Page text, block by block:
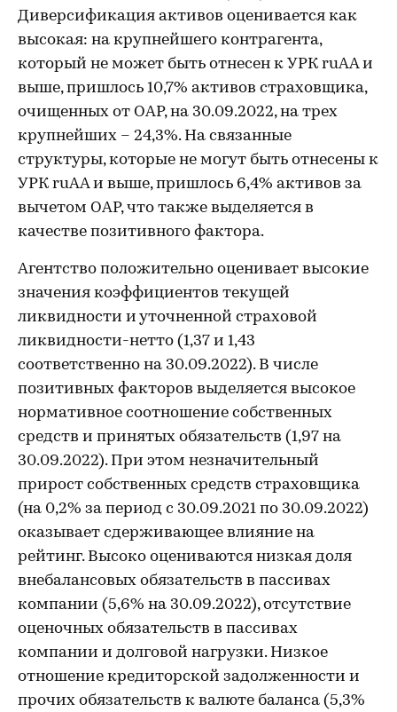
Диверсификация активов оценивается как
высокая: на крупнейшего контрагента,
который не может быть отнесен к УРК ruAA и
выше, пришлось 10,7% активов страховщика,
очищенных от ОАР, на 30.09.2022, на трех
крупнейших – 24,3%. На связанные
структуры, которые не могут быть отнесены к
УРК ruAA и выше, пришлось 6,4% активов за
вычетом ОАР, что также выделяется в
качестве позитивного фактора.
Агентство положительно оценивает высокие
значения коэффициентов текущей
ликвидности и уточненной страховой
ликвидности-нетто (1,37 и 1,43
соответственно на 30.09.2022). В числе
позитивных факторов выделяется высокое
нормативное соотношение собственных
средств и принятых обязательств (1,97 на
30.09.2022). При этом незначительный
прирост собственных средств страховщика
(на 0,2% за период с 30.09.2021 по 30.09.2022)
оказывает сдерживающее влияние на
рейтинг. Высоко оцениваются низкая доля
внебалансовых обязательств в пассивах
компании (5,6% на 30.09.2022), отсутствие
оценочных обязательств в пассивах
компании и долговой нагрузки. Низкое
отношение кредиторской задолженности и
прочих обязательств к валюте баланса (5,3%